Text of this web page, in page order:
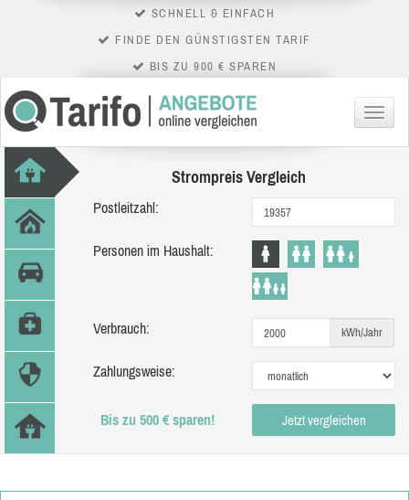
SCHNELL & EINFACH
FINDE DEN GÜNSTIGSTEN TARIF
BIS ZU 900 € SPAREN
Menü
Strompreis Vergleich
Postleitzahl:
Personen im Haushalt:
Verbrauch: kWh/Jahr
Zahlungsweise:
Bis zu 500 € sparen! Jetzt vergleichen